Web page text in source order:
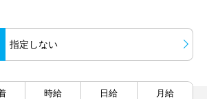
指定しない
時給 日給 月給